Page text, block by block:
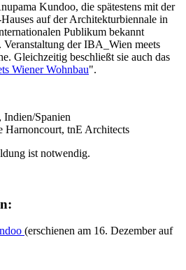
Kundoo, die spätestens mit der
auf der Architekturbiennale in
Publikum bekannt
Veranstaltung der IBA_Wien meets
Gleichzeitig beschließt sie auch das
Wiener Wohnbau".
Spanien
Harnoncourt, tnE Architects
ist notwendig.
(erschienen am 16. Dezember auf